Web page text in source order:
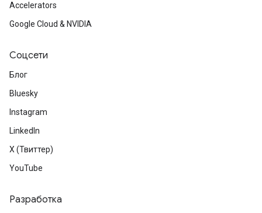
Accelerators
Google Cloud & NVIDIA
Соцсети
Блог
Bluesky
Instagram
LinkedIn
X (Твиттер)
YouTube
Разработка